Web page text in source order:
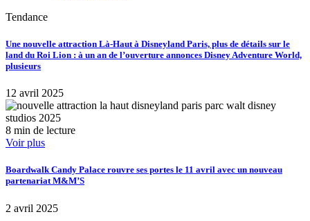
Tendance
Une nouvelle attraction Là-Haut à Disneyland Paris, plus de détails sur le
land du Roi Lion : à un an de l’ouverture annonces Disney Adventure World,
plusieurs
12 avril 2025
8 min de lecture
Voir plus
Boardwalk Candy Palace rouvre ses portes le 11 avril avec un nouveau
partenariat M&M’S
2 avril 2025